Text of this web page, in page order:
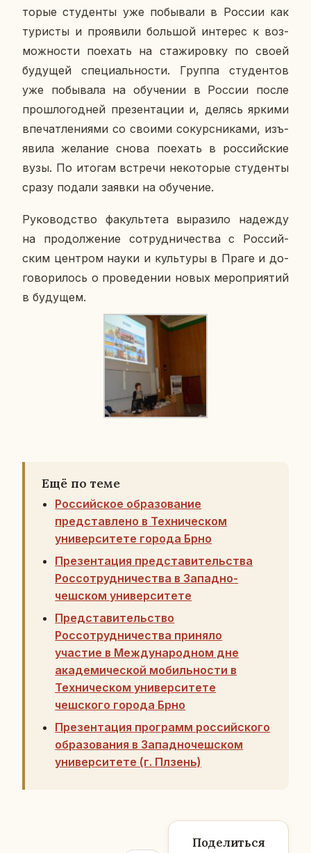
то­рые сту­ден­ты уже по­бы­ва­ли в России как
ту­ри­сты и про­яви­ли боль­шой ин­те­рес к воз­
мож­но­сти по­ехать на ста­жи­ров­ку по своей
бу­ду­щей спе­ци­аль­но­сти. Группа сту­ден­тов
уже по­бы­ва­ла на обу­че­нии в России после
про­шло­год­ней пре­зен­та­ции и, делясь яркими
впе­чат­ле­ни­я­ми со своими со­курс­ни­ка­ми, изъ­
яви­ла же­ла­ние снова по­ехать в рос­сий­ские
вузы. По итогам встре­чи неко­то­рые сту­ден­ты
сразу подали заявки на обу­че­ние.
Ру­ко­вод­ство фа­куль­те­та вы­ра­зи­ло на­деж­ду
на про­дол­же­ние со­труд­ни­че­ства с Рос­сий­
ским цен­тром науки и куль­ту­ры в Праге и до­
го­во­ри­лось о про­ве­де­нии новых ме­ро­при­я­тий
в бу­ду­щем.
Ещё по теме
Российское образование
представлено в Техническом
университете города Брно
Презентация представительства
Россотрудничества в Западно-
чешском университете
Представительство
Россотрудничества приняло
участие в Международном дне
академической мобильности в
Техническом университете
чешского города Брно
Презентация программ российского
образования в Западночешском
университете (г. Плзень)
Поделиться